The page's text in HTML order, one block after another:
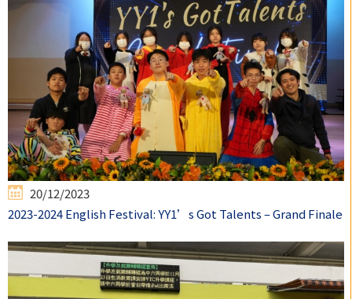
20/12/2023
2023-2024 English Festival: YY1’s Got Talents – Grand Finale